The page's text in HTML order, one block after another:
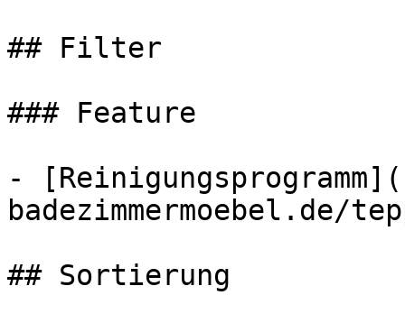
## Filter
### Feature
-
## Sortierung